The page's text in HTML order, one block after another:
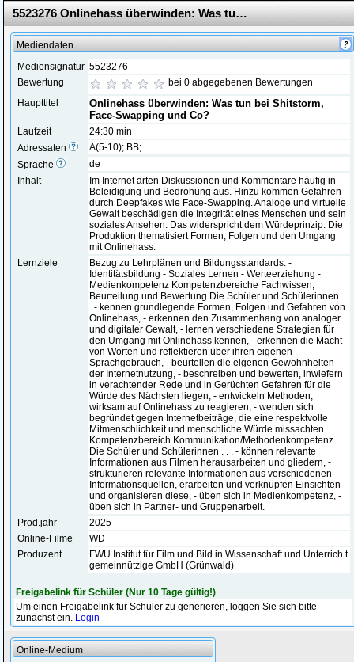
5523276 Onlinehass überwinden: Was tun bei Shitstorm, Face-Swapping und Co?
Mediendaten
Mediensignatur 5523276
Bewertung
bei 0 abgegebenen Bewertungen
Haupttitel
Onlinehass überwinden: Was tun bei Shitstorm,
Face-Swapping und Co?
Laufzeit
24:30 min
Adressaten
A(5-10); BB;
Sprache
de
Inhalt
Im Internet arten Diskussionen und Kommentare häufig in
Beleidigung und Bedrohung aus. Hinzu kommen Gefahren
durch Deepfakes wie Face-Swapping. Analoge und virtuelle
Gewalt beschädigen die Integrität eines Menschen und sein
soziales Ansehen. Das widerspricht dem Würdeprinzip. Die
Produktion thematisiert Formen, Folgen und den Umgang
mit Onlinehass.
Lernziele
Bezug zu Lehrplänen und Bildungsstandards: -
Identitätsbildung - Soziales Lernen - Werteerziehung -
Medienkompetenz Kompetenzbereiche Fachwissen,
Beurteilung und Bewertung Die Schüler und Schülerinnen . .
. - kennen grundlegende Formen, Folgen und Gefahren von
Onlinehass, - erkennen den Zusammenhang von analoger
und digitaler Gewalt, - lernen verschiedene Strategien für
den Umgang mit Onlinehass kennen, - erkennen die Macht
von Worten und reflektieren über ihren eigenen
Sprachgebrauch, - beurteilen die eigenen Gewohnheiten
der Internetnutzung, - beschreiben und bewerten, inwiefern
in verachtender Rede und in Gerüchten Gefahren für die
Würde des Nächsten liegen, - entwickeln Methoden,
wirksam auf Onlinehass zu reagieren, - wenden sich
begründet gegen Internetbeiträge, die eine respektvolle
Mitmenschlichkeit und menschliche Würde missachten.
Kompetenzbereich Kommunikation/Methodenkompetenz
Die Schüler und Schülerinnen . . . - können relevante
Informationen aus Filmen herausarbeiten und gliedern, -
strukturieren relevante Informationen aus verschiedenen
Informationsquellen, erarbeiten und verknüpfen Einsichten
und organisieren diese, - üben sich in Medienkompetenz, -
üben sich in Partner- und Gruppenarbeit.
Prod.jahr
2025
Online-Filme
WD
Produzent
FWU Institut für Film und Bild in Wissenschaft und Unterrich t
gemeinnützige GmbH (Grünwald)
Freigabelink für Schüler (Nur 10 Tage gültig!)
Um einen Freigabelink für Schüler zu generieren, loggen Sie sich bitte
zunächst ein. Login
Online-Medium